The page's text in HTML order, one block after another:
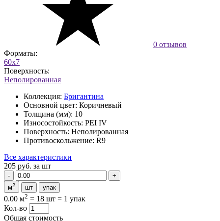
0 отзывов
Форматы:
60x7
Поверхность:
Неполированная
Коллекция: Бригантина
Основной цвет: Коричневый
Толщина (мм): 10
Износостойкость: PEI IV
Поверхность: Неполированная
Противоскольжение: R9
Все характеристики
205 руб. за шт
м2 шт упак
0.00 м2 = 18 шт = 1 упак
Кол-во
Общая стоимость